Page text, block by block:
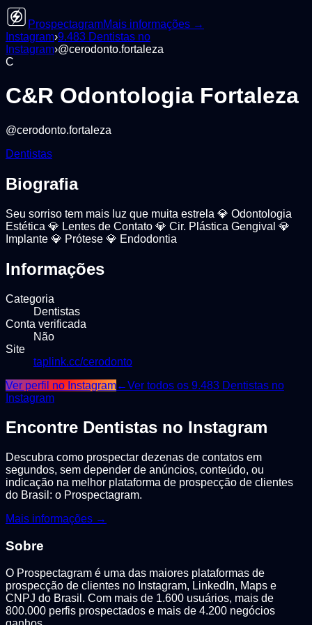
ProspectagramMais informações →
Instagram›9.483 Dentistas no
Instagram›@cerodonto.fortaleza
C
C&R Odontologia Fortaleza
@cerodonto.fortaleza
Dentistas
Biografia
Seu sorriso tem mais luz que muita estrela 💎 Odontologia
Estética 💎 Lentes de Contato 💎 Cir. Plástica Gengival 💎
Implante 💎 Prótese 💎 Endodontia
Informações
Categoria
Dentistas
Conta verificada
Não
Site
taplink.cc/cerodonto
Ver perfil no Instagram←Ver todos os 9.483 Dentistas no
Instagram
Encontre Dentistas no Instagram
Descubra como prospectar dezenas de contatos em
segundos, sem depender de anúncios, conteúdo, ou
indicação na melhor plataforma de prospecção de clientes
do Brasil: o Prospectagram.
Mais informações →
Sobre
O Prospectagram é uma das maiores plataformas de
prospecção de clientes no Instagram, LinkedIn, Maps e
CNPJ do Brasil. Com mais de 1.600 usuários, mais de
800.000 perfis prospectados e mais de 4.200 negócios